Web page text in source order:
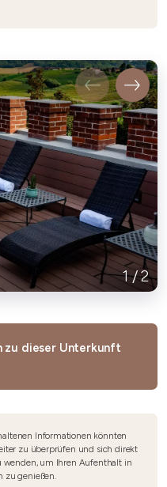
1/2
zu dieser Unterkunft
Informationen könnten
zu überprüfen und sich direkt
wenden, um Ihren Aufenthalt in
zu genießen.